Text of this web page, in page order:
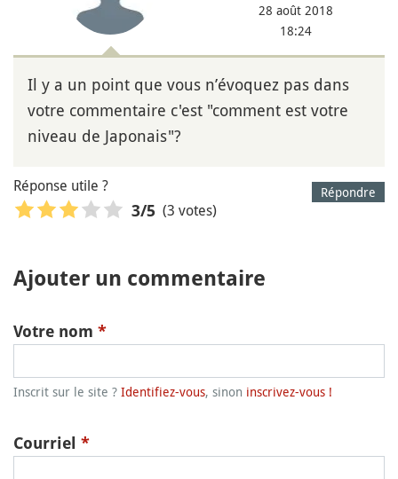
28 août 2018
18:24
Il y a un point que vous n’évoquez pas dans
votre commentaire c'est "comment est votre
niveau de Japonais"?
Répondre
Réponse utile ?
3/5 (3 votes)
Ajouter un commentaire
Votre nom *
Inscrit sur le site ? Identifiez-vous, sinon inscrivez-vous !
Courriel *